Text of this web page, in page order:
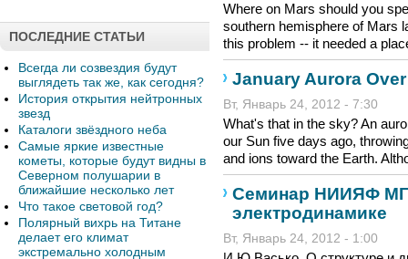
ПОСЛЕДНИЕ СТАТЬИ
Всегда ли созвездия будут
выглядеть так же, как сегодня?
История открытия нейтронных
звезд
Каталоги звёздного неба
Самые яркие известные
кометы, которые будут видны в
Северном полушарии в
ближайшие несколько лет
Что такое световой год?
Полярный вихрь на Титане
делает его климат
экстремально холодным
Where on Mars should you
southern hemisphere of Mars
this problem -- it needed a
January Aurora
Вт, Январь 24, 2012 - 7:30
What's that in the sky? An
our Sun five days ago,
and ions toward the Earth.
Семинар НИИЯФ
электродинамике
Вт, Январь 24, 2012 - 1:00